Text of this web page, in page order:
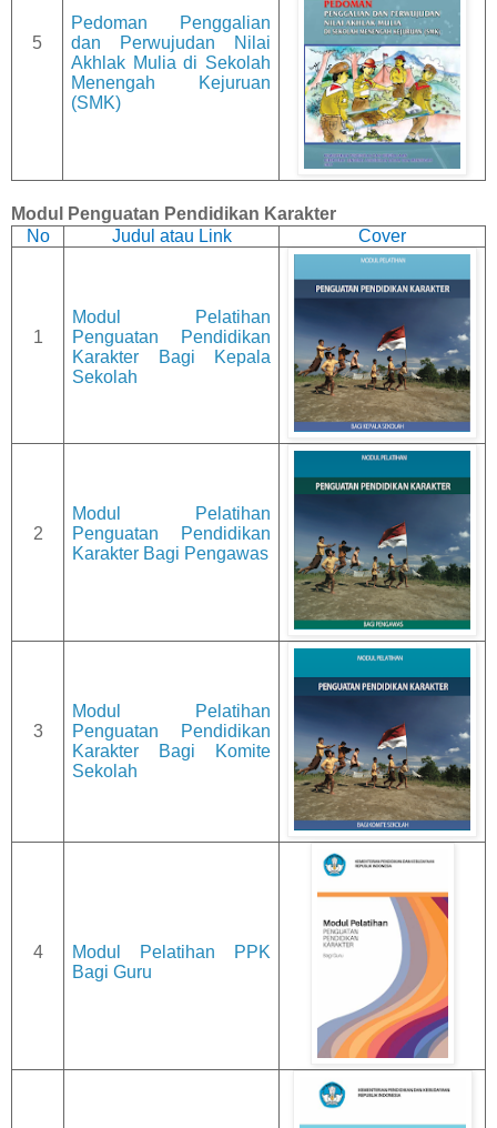
5
Pedoman Penggalian
dan Perwujudan Nilai
Akhlak Mulia di Sekolah
Menengah Kejuruan
(SMK)
Modul Penguatan Pendidikan Karakter
No
Judul atau Link Cover
1
Modul Pelatihan
Penguatan Pendidikan
Karakter Bagi Kepala
Sekolah
2
Modul Pelatihan
Penguatan Pendidikan
Karakter Bagi Pengawas
3
Modul Pelatihan
Penguatan Pendidikan
Karakter Bagi Komite
Sekolah
4
Modul Pelatihan PPK
Bagi Guru